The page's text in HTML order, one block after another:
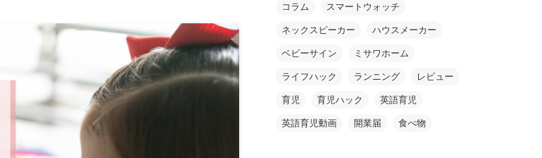
コラム スマートウォッチ
ネックスピーカー ハウスメーカー
ベビーサイン ミサワホーム
ライフハック ランニング レビュー
育児 育児ハック 英語育児
英語育児動画 開業届 食べ物